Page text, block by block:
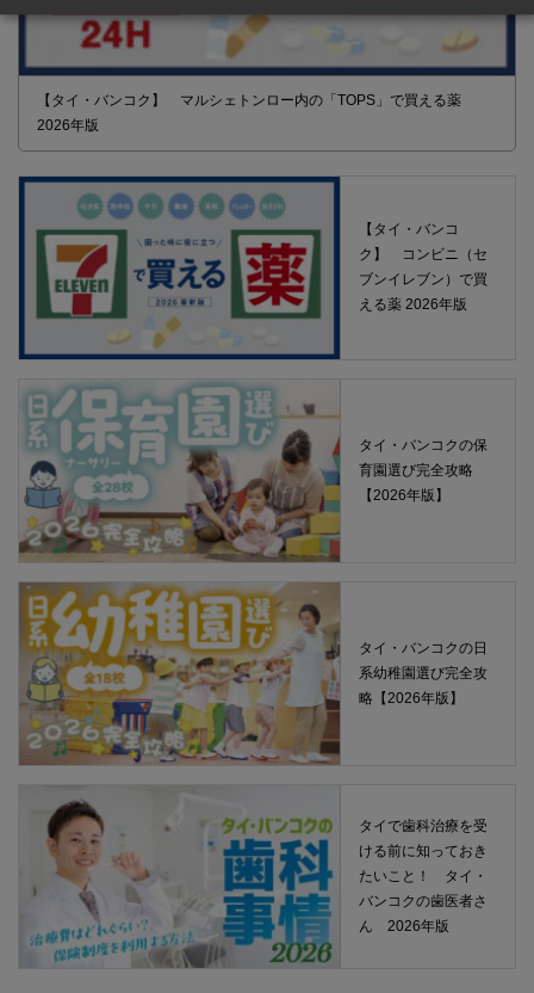
【タイ・バンコク】 マルシェトンロー内の「TOPS」で買える薬
2026年版
【タイ・バンコ
ク】 コンビニ（セ
ブンイレブン）で買
える薬 2026年版
タイ・バンコクの保
育園選び完全攻略
【2026年版】
タイ・バンコクの日
系幼稚園選び完全攻
略【2026年版】
タイで歯科治療を受
ける前に知っておき
たいこと！ タイ・
バンコクの歯医者さ
ん 2026年版